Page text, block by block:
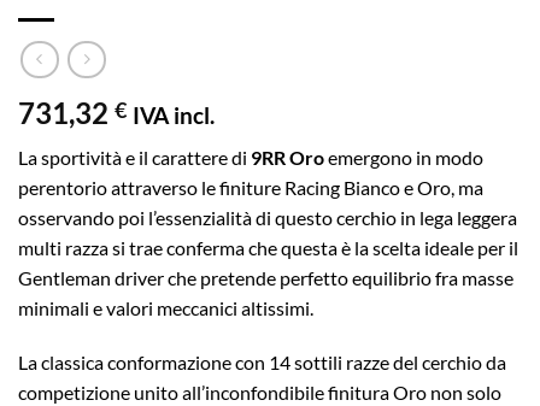
731,32 € IVA incl.
La sportività e il carattere di 9RR Oroemergono in modo
perentorio attraverso le finiture Racing Bianco e Oro, ma
osservando poi l’essenzialità di questo cerchio in lega leggera
multi razza si trae conferma che questa è la scelta ideale per il
Gentleman driver che pretende perfetto equilibrio fra masse
minimali e valori meccanici altissimi.
La classica conformazione con 14 sottili razze del cerchio da
competizione unito all’inconfondibile finitura Oro non solo